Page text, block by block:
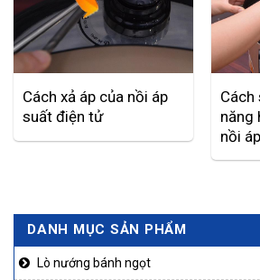
DANH MỤC SẢN PHẨM
Lò nướng bánh ngọt
Cách xả áp của nồi áp
suất điện tử
năng
nồi